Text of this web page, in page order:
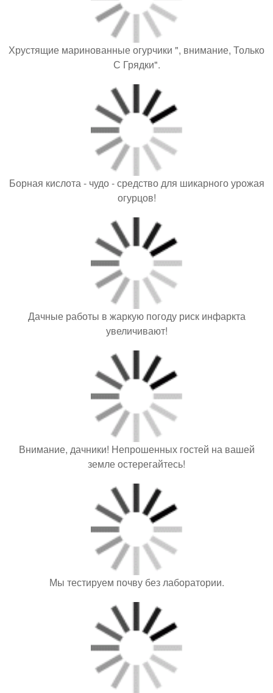
Хрустящие маринованные огурчики ", внимание, Только
С Грядки".
Борная кислота - чудо - средство для шикарного урожая
огурцов!
Дачные работы в жаркую погоду риск инфаркта
увеличивают!
Внимание, дачники! Непрошенных гостей на вашей
земле остерегайтесь!
Мы тестируем почву без лаборатории.